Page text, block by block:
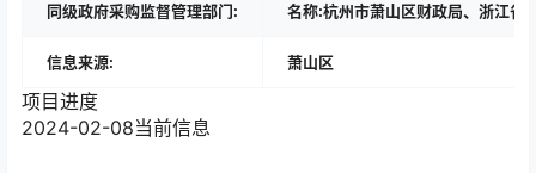
同级政府采购监督管理部门: 名称:杭州市萧山区财政局、浙江
信息来源: 萧山区
项目进度
2024-02-08当前信息